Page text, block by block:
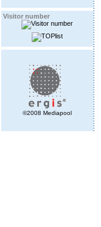
Visitor number
©2008 Mediapool